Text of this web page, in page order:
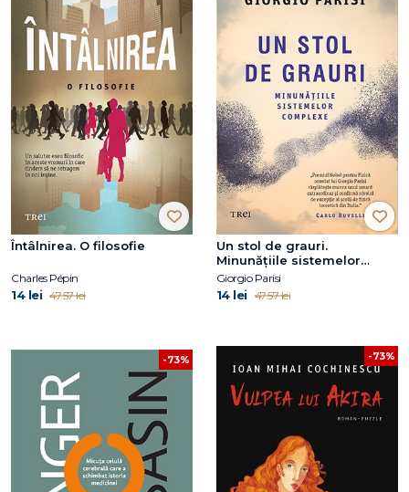
Întâlnirea. O filosofie
Charles Pépin
14 lei 47.57 lei
Un stol de grauri.
Minunățiile sistemelor
complexe
Giorgio Parisi
14 lei 47.57 lei
-73% -73%